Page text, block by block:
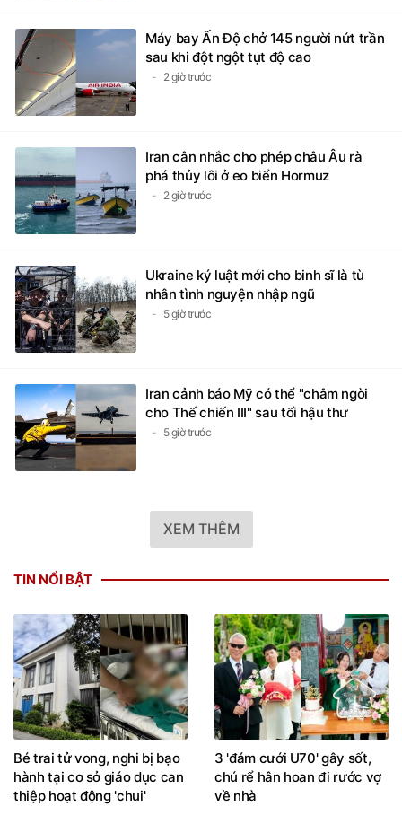
Máy bay Ấn Độ chở 145 người nứt trần
sau khi đột ngột tụt độ cao
2 giờ trước
Iran cân nhắc cho phép châu Âu rà
phá thủy lôi ở eo biển Hormuz
2 giờ trước
Ukraine ký luật mới cho binh sĩ là tù
nhân tình nguyện nhập ngũ
5 giờ trước
Iran cảnh báo Mỹ có thể "châm ngòi
cho Thế chiến III" sau tối hậu thư
5 giờ trước
XEM THÊM
TIN NỔI BẬT
Bé trai tử vong, nghi bị bạo
hành tại cơ sở giáo dục can
thiệp hoạt động 'chui'
3 'đám cưới U70' gây sốt,
chú rể hân hoan đi rước vợ
về nhà